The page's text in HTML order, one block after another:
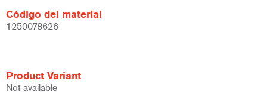
Código del material
1250078626
Product Variant
Not available